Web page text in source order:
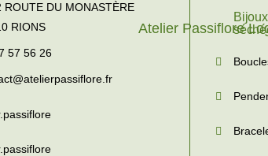
ROUTE DU MONASTÈRE
RIONS
57 56 26